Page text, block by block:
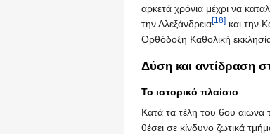
αρκετά χρόνια μέχρι να
την Αλεξάνδρεια[18] και την
Ορθόδοξη Καθολική
Δύση και αντίδραση
Το ιστορικό πλαίσιο
Κατά τα τέλη του 6ου αιώνα
θέσει σε κίνδυνο ζωτικά